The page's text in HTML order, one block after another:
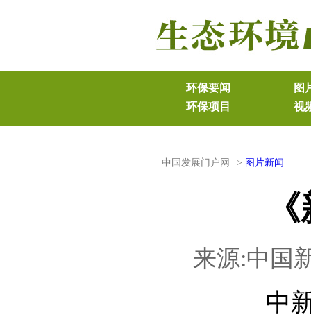
中国发展门户网 > 图片新闻
来源:中国
中